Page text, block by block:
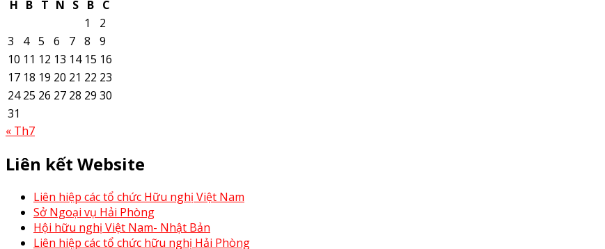
H B T N S B C
1
2
3
4 5 6 7 8
9
10 11 12 13 14 15 16
17 18 19 20 21 22 23
24 25 26 27 28 29 30
31
« Th7
Liên kết Website
Liên hiệp các tổ chức Hữu nghị Việt Nam
Sở Ngoại vụ Hải Phòng
Hội hữu nghị Việt Nam- Nhật Bản
Liên hiệp các tổ chức hữu nghị Hải Phòng